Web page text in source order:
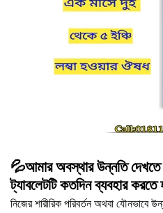
💦আমার অবস্থার উন্নতি
ট্যাবলেটটি কতদিন ব্যবহার করতে
নিজের শারীরিক পরিবর্তন অথবা